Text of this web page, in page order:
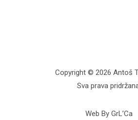
Copyright © 2026 Antoš
Sva prava
Web By GrL’Ca